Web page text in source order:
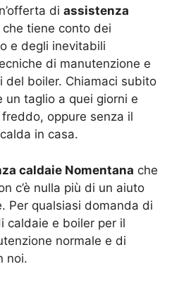
di assistenza
che tiene conto dei
e degli inevitabili
di manutenzione e
del boiler. Chiamaci subito
un taglio a quei giorni e
oppure senza il
in casa.
caldaie Nomentana che
c’è nulla più di un aiuto
Per qualsiasi domanda di
caldaie e boiler per il
normale e di
noi.